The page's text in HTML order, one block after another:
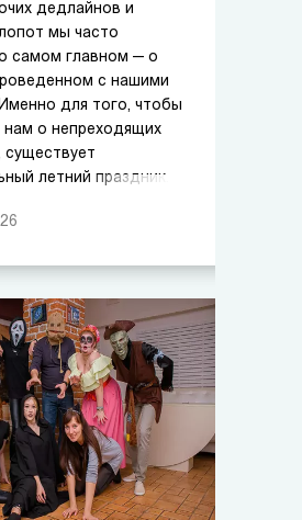
дедлайнов и
мы часто
самом главном — о
с нашими
для того, чтобы
нам о непреходящих
существует
летний праздник.